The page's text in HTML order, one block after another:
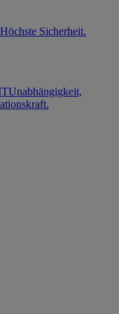
Sicherheit.
Unabhängigkeit,